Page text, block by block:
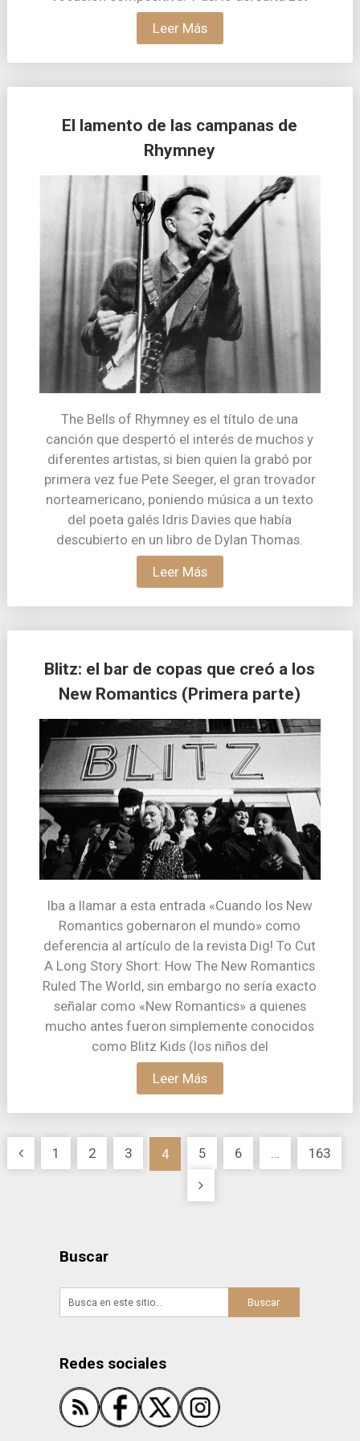
Leer Más
El lamento de las campanas de
Rhymney
The Bells of Rhymney es el título de una
canción que despertó el interés de muchos y
diferentes artistas, si bien quien la grabó por
primera vez fue Pete Seeger, el gran trovador
norteamericano, poniendo música a un texto
del poeta galés Idris Davies que había
descubierto en un libro de Dylan Thomas.
Leer Más
Blitz: el bar de copas que creó a los
New Romantics (Primera parte)
Iba a llamar a esta entrada «Cuando los New
Romantics gobernaron el mundo» como
deferencia al artículo de la revista Dig! To Cut
A Long Story Short: How The New Romantics
Ruled The World, sin embargo no sería exacto
señalar como «New Romantics» a quienes
mucho antes fueron simplemente conocidos
como Blitz Kids (los niños del
Leer Más
Paginación
1 2 3 4 5 6 … 163
Buscar
Redes sociales